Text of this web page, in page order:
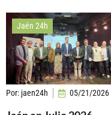
Jaén 24h
Por: jaen24h 05/21/2026